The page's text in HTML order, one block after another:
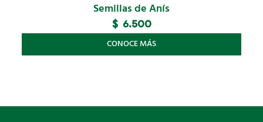
Semillas de Anís
$ 6.500
CONOCE MÁS